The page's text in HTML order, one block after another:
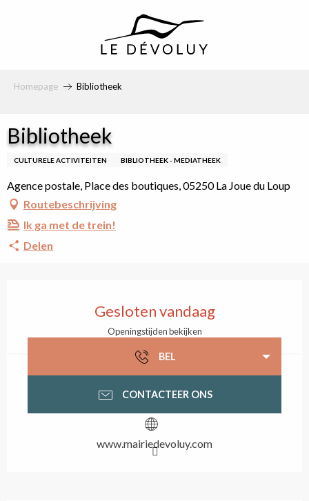
Homepage Bibliotheek
Bibliotheek
CULTURELE ACTIVITEITEN BIBLIOTHEEK - MEDIATHEEK
Agence postale, Place des boutiques, 05250 La Joue du Loup
Routebeschrijving
Ik ga met de trein!
Delen
Openingstijden en
Gesloten vandaag
Openingstijden bekijken
BEL
CONTACTEER ONS
www.mairiedevoluy.com